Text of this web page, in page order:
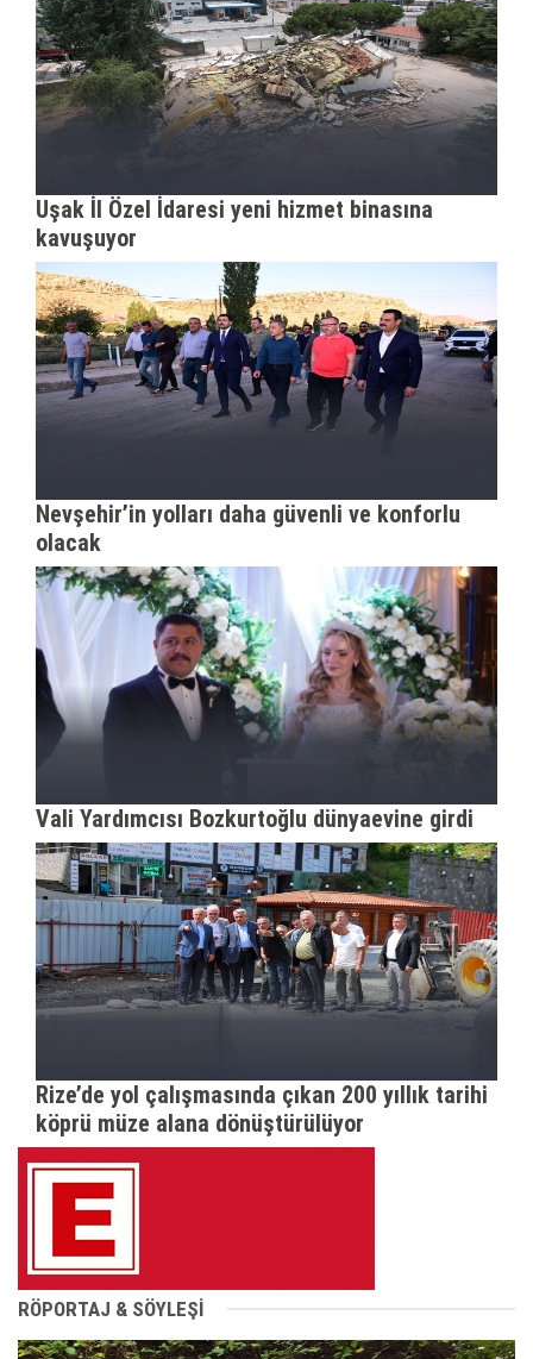
Uşak İl Özel İdaresi yeni hizmet binasına
kavuşuyor
Nevşehir’in yolları daha güvenli ve konforlu
olacak
Vali Yardımcısı Bozkurtoğlu dünyaevine girdi
Rize’de yol çalışmasında çıkan 200 yıllık tarihi
köprü müze alana dönüştürülüyor
RÖPORTAJ & SÖYLEŞİ